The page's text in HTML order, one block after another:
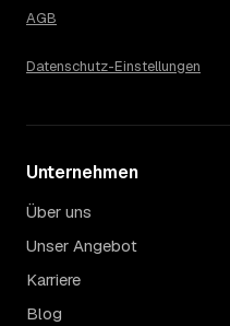
kostenlosen Einschätzung.
AGB
Datenschutz-Einstellungen
Unternehmen
Über uns
Unser Angebot
Karriere
Blog